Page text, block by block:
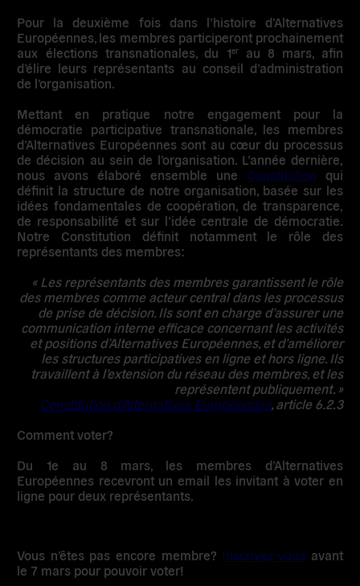
Pour la deuxième fois dans l’histoire d’Alternatives
Européennes, les membres participeront prochainement
aux élections transnationales, du 1erau 8 mars,afin
d’élire leurs représentants au conseil d’administration
de l’organisation.
Mettant en pratique notre engagement pour la
démocratie participative transnationale, les membres
d’Alternatives Européennes sont au cœur du processus
de décision au sein de l’organisation. L’année dernière,
nous avons élaboré ensemble une Constitution qui
définit la structure de notre organisation, basée sur les
idées fondamentales de coopération, de transparence,
de responsabilité et sur l’idée centrale de démocratie.
Notre Constitution définit notamment le rôle des
représentants des membres:
« Les représentants des membres garantissent le rôle
des membres comme acteur central dans les processus
de prise de décision. Ils sont en charge d’assurer une
communication interne efficace concernant les activités
et positions d’Alternatives Européennes, et d’améliorer
les structures participatives en ligne et hors ligne. Ils
travaillent à l’extension du réseau des membres, et les
représentent publiquement. »
Constitution d’Alternatives Européennes, article 6.2.3
Comment voter?
Du 1e au 8 mars, les membres d’Alternatives
Européennes recevront un email les invitant à voter en
ligne pour deux représentants.
Vous n’êtes pas encore membre? Inscrivez-vous avant
le 7 mars pour pouvoir voter!